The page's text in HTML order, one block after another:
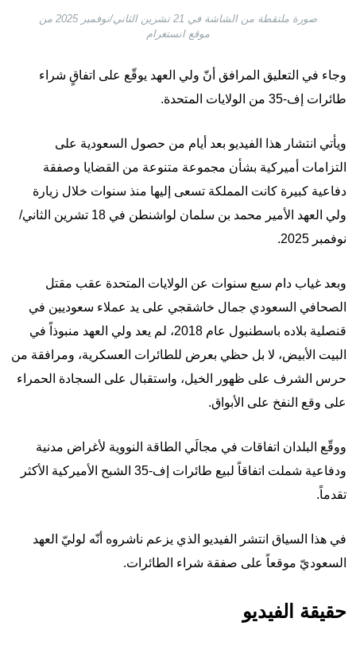
صورة ملتقطة من الشاشة في 21 تشرين الثاني/نوفمبر 2025 من
موقع انستغرام
وجاء في التعليق المرافق أنّ ولي العهد يوقّع على اتفاقٍ شراء
طائرات إف-35 من الولايات المتحدة.
ويأتي انتشار هذا الفيديو بعد أيام من حصول السعودية على
التزامات أميركية بشأن مجموعة متنوعة من القضايا وصفقة
دفاعية كبيرة كانت المملكة تسعى إليها منذ سنوات خلال زيارة
ولي العهد الأمير محمد بن سلمان لواشنطن في 18 تشرين الثاني/
نوفمبر 2025.
وبعد غياب دام سبع سنوات عن الولايات المتحدة عقب مقتل
الصحافي السعودي جمال خاشقجي على يد عملاء سعوديين في
قنصلية بلاده باسطنبول عام 2018، لم يعد ولي العهد منبوذاً في
البيت الأبيض، لا بل حظي بعرض للطائرات العسكرية، ومرافقة من
حرس الشرف على ظهور الخيل، واستقبال على السجادة الحمراء
على وقع النفخ على الأبواق.
ووقّع البلدان اتفاقات في مجالَي الطاقة النووية لأغراض مدنية
ودفاعية شملت اتفاقاً لبيع طائرات إف-35 الشبح الأميركية الأكثر
تقدماً.
في هذا السياق انتشر الفيديو الذي يزعم ناشروه أنّه لوليّ العهد
السعوديّ موقعاً على صفقة شراء الطائرات.
حقيقة الفيديو